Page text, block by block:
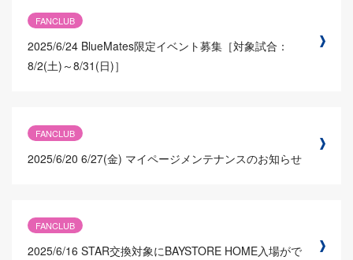
FANCLUB
2025/6/24 BlueMates限定イベント募集［対象試合：
8/2(土)～8/31(日)］
FANCLUB
2025/6/20 6/27(金) マイページメンテナンスのお知らせ
FANCLUB
2025/6/16 STAR交換対象にBAYSTORE HOME入場がで